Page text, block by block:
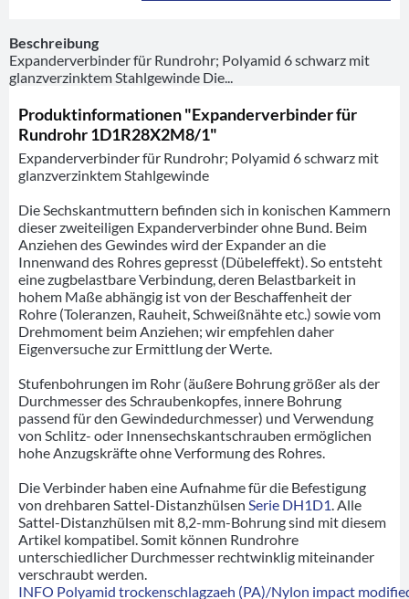
Beschreibung
Expanderverbinder für Rundrohr; Polyamid 6 schwarz mit
glanzverzinktem Stahlgewinde Die...
Produktinformationen "Expanderverbinder für
Rundrohr 1D1R28X2M8/1"
Expanderverbinder für Rundrohr; Polyamid 6 schwarz mit
glanzverzinktem Stahlgewinde
Die Sechskantmuttern befinden sich in konischen Kammern
dieser zweiteiligen Expanderverbinder ohne Bund. Beim
Anziehen des Gewindes wird der Expander an die
Innenwand des Rohres gepresst (Dübeleffekt). So entsteht
eine zugbelastbare Verbindung, deren Belastbarkeit in
hohem Maße abhängig ist von der Beschaffenheit der
Rohre (Toleranzen, Rauheit, Schweißnähte etc.) sowie vom
Drehmoment beim Anziehen; wir empfehlen daher
Eigenversuche zur Ermittlung der Werte.
Stufenbohrungen im Rohr (äußere Bohrung größer als der
Durchmesser des Schraubenkopfes, innere Bohrung
passend für den Gewindedurchmesser) und Verwendung
von Schlitz- oder Innensechskantschrauben ermöglichen
hohe Anzugskräfte ohne Verformung des Rohres.
Die Verbinder haben eine Aufnahme für die Befestigung
von drehbaren Sattel-Distanzhülsen Serie DH1D1 . Alle
Sattel-Distanzhülsen mit 8,2-mm-Bohrung sind mit diesem
Artikel kompatibel. Somit können Rundrohre
unterschiedlicher Durchmesser rechtwinklig miteinander
verschraubt werden.
INFO Polyamid trockenschlagzaeh (PA)/Nylon impact